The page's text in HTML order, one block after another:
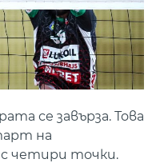
се завърза. Това
на
четири точки.